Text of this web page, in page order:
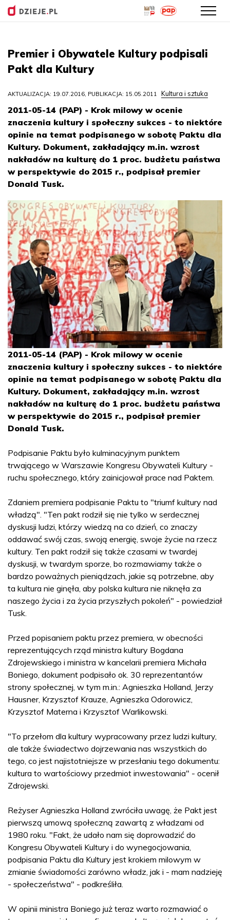
do
Premier i Obywatele Kultury podpisali
Pakt dla Kultury
AKTUALIZACJA: 19.07.2016, PUBLIKACJA: 15.05.2011 Kultura i sztuka
2011-05-14 (PAP) - Krok milowy w ocenie
znaczenia kultury i społeczny sukces - to niektóre
opinie na temat podpisanego w sobotę Paktu dla
Kultury. Dokument, zakładający m.in. wzrost
nakładów na kulturę do 1 proc. budżetu państwa
w perspektywie do 2015 r., podpisał premier
Donald Tusk.
2011-05-14 (PAP) - Krok milowy w ocenie
znaczenia kultury i społeczny sukces - to niektóre
opinie na temat podpisanego w sobotę Paktu dla
Kultury. Dokument, zakładający m.in. wzrost
nakładów na kulturę do 1 proc. budżetu państwa
w perspektywie do 2015 r., podpisał premier
Donald Tusk.
Podpisanie Paktu było kulminacyjnym punktem
trwającego w Warszawie Kongresu Obywateli Kultury ­-
ruchu społecznego, który zainicjował prace nad Paktem.
Zdaniem premiera podpisanie Paktu to "triumf kultury nad
władzą". "Ten pakt rodził się nie tylko w serdecznej
dyskusji ludzi, którzy wiedzą na co dzień, co znaczy
oddawać swój czas, swoją energię, swoje życie na rzecz
kultury. Ten pakt rodził się także czasami w twardej
dyskusji, w twardym sporze, bo rozmawiamy także o
bardzo poważnych pieniądzach, jakie są potrzebne, aby
ta kultura nie ginęła, aby polska kultura nie niknęła za
naszego życia i za życia przyszłych pokoleń" - powiedział
Tusk.
Przed popisaniem paktu przez premiera, w obecności
reprezentujących rząd ministra kultury Bogdana
Zdrojewskiego i ministra w kancelarii premiera Michała
Boniego, dokument podpisało ok. 30 reprezentantów
strony społecznej, w tym m.in.: Agnieszka Holland, Jerzy
Hausner, Krzysztof Krauze, Agnieszka Odorowicz,
Krzysztof Materna i Krzysztof Warlikowski.
"To przełom dla kultury wypracowany przez ludzi kultury,
ale także świadectwo dojrzewania nas wszystkich do
tego, co jest najistotniejsze w przesłaniu tego dokumentu:
kultura to wartościowy przedmiot inwestowania" - ocenił
Zdrojewski.
Reżyser Agnieszka Holland zwróciła uwagę, że Pakt jest
pierwszą umową społeczną zawartą z władzami od
1980 roku. "Fakt, że udało nam się doprowadzić do
Kongresu Obywateli Kultury i do wynegocjowania,
podpisania Paktu dla Kultury jest krokiem milowym w
zmianie świadomości zarówno władz, jak i - mam nadzieję
- społeczeństwa" - podkreśliła.
W opinii ministra Boniego już teraz warto rozmawiać o